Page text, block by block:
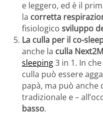
e leggero, ed è il
la corretta
fisiologico sviluppo
La culla per il co-
anche la culla
sleeping3 in 1. In
culla può essere
papà, ma può anche
tradizionale e –
basso.